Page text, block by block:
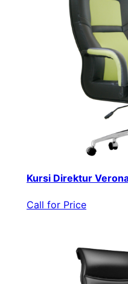
Kursi Direktur
Call for Price